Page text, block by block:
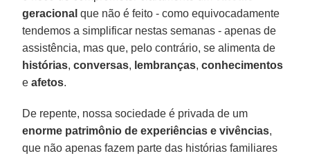
geracional que não é feito - como equivocadamente
tendemos a simplificar nestas semanas - apenas de
assistência, mas que, pelo contrário, se alimenta de
histórias,conversas, lembranças,conhecimentos
eafetos.
De repente, nossa sociedade é privada de um
enorme patrimônio de experiências e vivências,
que não apenas fazem parte das histórias familiares